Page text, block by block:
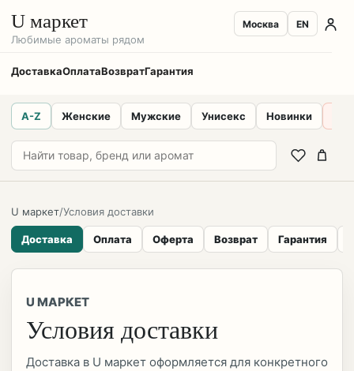
U маркет
Любимые ароматы рядом
ДоставкаОплатаВозвратГарантия
Москва EN
A-Z Женские Мужские Унисекс Новинки
U маркет/Условия доставки
Доставка Оплата Оферта Возврат Гарантия
U МАРКЕТ
Условия доставки
Доставка в U маркет оформляется для конкретного